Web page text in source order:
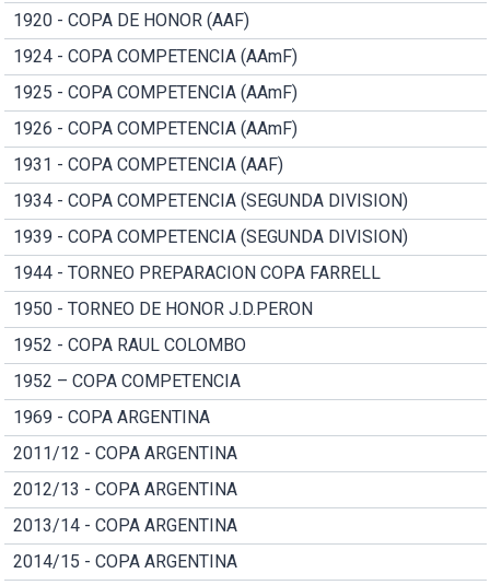
1920 - COPA DE HONOR (AAF)
1924 - COPA COMPETENCIA (AAmF)
1925 - COPA COMPETENCIA (AAmF)
1926 - COPA COMPETENCIA (AAmF)
1931 - COPA COMPETENCIA (AAF)
1934 - COPA COMPETENCIA (SEGUNDA DIVISION)
1939 - COPA COMPETENCIA (SEGUNDA DIVISION)
1944 - TORNEO PREPARACION COPA FARRELL
1950 - TORNEO DE HONOR J.D.PERON
1952 - COPA RAUL COLOMBO
1952 – COPA COMPETENCIA
1969 - COPA ARGENTINA
2011/12 - COPA ARGENTINA
2012/13 - COPA ARGENTINA
2013/14 - COPA ARGENTINA
2014/15 - COPA ARGENTINA